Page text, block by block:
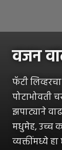
वजन
फॅटी
पोटाभोवती
झपाट्याने
मधुमेह, उच्च
व्यक्तींमध्ये